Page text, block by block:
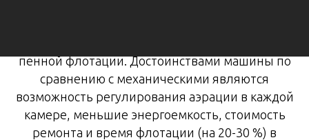
пенной флотации. Достоинствами машины по
сравнению с механическими являются
возможность регулирования аэрации в каждой
камере, меньшие энергоемкость, стоимость
ремонта и время флотации (на 20-30 %) в